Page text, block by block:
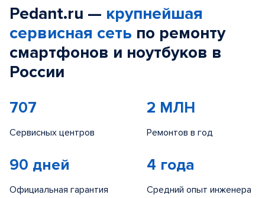
Pedant.ru — крупнейшая
сервисная сеть по ремонту
смартфонов и ноутбуков в
России
707
Сервисных центров
2 МЛН
Ремонтов в год
90 дней
Официальная гарантия
4 года
Средний опыт инженера